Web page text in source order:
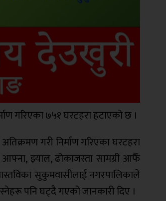
गरिएका ७५१ घरटहरा हटाएको छ ।
गरी निर्माण गरिएका घरटहरा
झ्याल, ढोकाजस्ता सामग्री आफैँ
सुकुमवासीलाई नगरपालिकाले
पनि घट्दै गएको जानकारी दिए ।